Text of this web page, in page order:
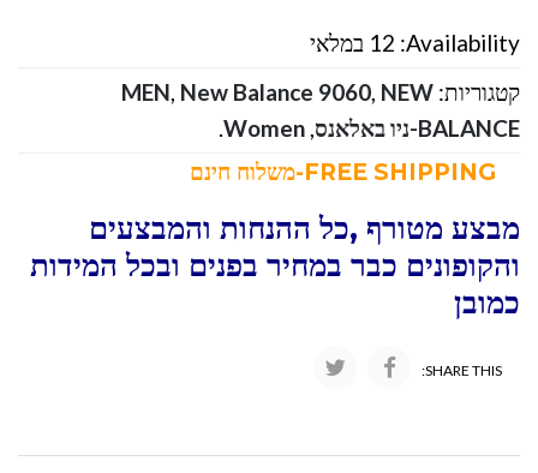
Availability: 12 במלאי
קטגוריות:
MEN, New Balance 9060, NEW
BALANCE-ניו באלאנס
,
Women
.
מבצע מטורף ,כל ההנחות והמבצעים
והקופונים כבר במחיר בפנים ובכל המידות
כמובן
SHARE THIS: